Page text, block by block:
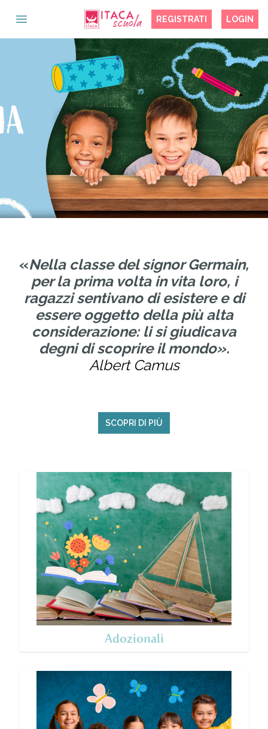
OPEN MAIN MENU
REGISTRATI LOGIN
«Nella classe del signor Germain,
per la prima volta in vita loro, i
ragazzi sentivano di esistere e di
essere oggetto della più alta
considerazione: li si giudicava
degni di scoprire il mondo».
Albert Camus
SCOPRI DI PIÙ
Adozionali